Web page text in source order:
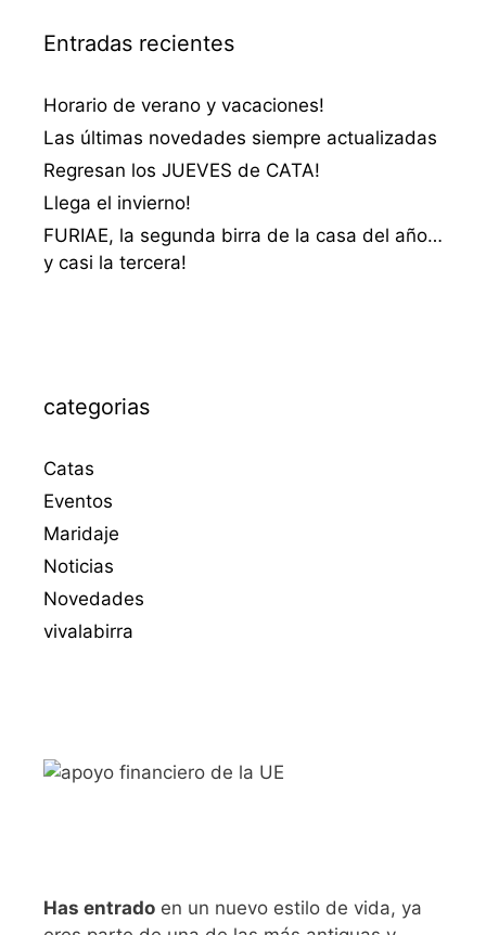
Entradas recientes
Horario de verano y vacaciones!
Las últimas novedades siempre actualizadas
Regresan los JUEVES de CATA!
Llega el invierno!
FURIAE, la segunda birra de la casa del año…
y casi la tercera!
categorias
Catas
Eventos
Maridaje
Noticias
Novedades
vivalabirra
Has entrado en un nuevo estilo de vida, ya